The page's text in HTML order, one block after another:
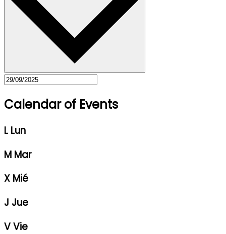
Calendar of Events
L Lun
M Mar
X Mié
J Jue
VVie